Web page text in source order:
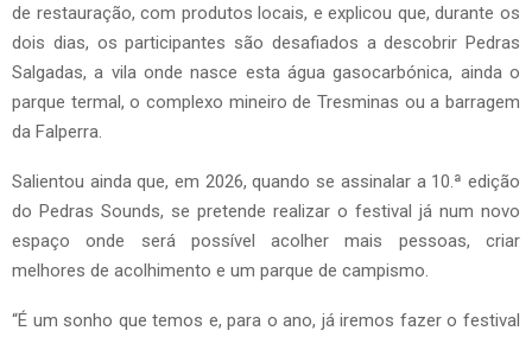
de restauração, com produtos locais, e explicou que, durante os
dois dias, os participantes são desafiados a descobrir Pedras
Salgadas, a vila onde nasce esta água gasocarbónica, ainda o
parque termal, o complexo mineiro de Tresminas ou a barragem
da Falperra.
Salientou ainda que, em 2026, quando se assinalar a 10.ª edição
do Pedras Sounds, se pretende realizar o festival já num novo
espaço onde será possível acolher mais pessoas, criar
melhores de acolhimento e um parque de campismo.
“É um sonho que temos e, para o ano, já iremos fazer o festival